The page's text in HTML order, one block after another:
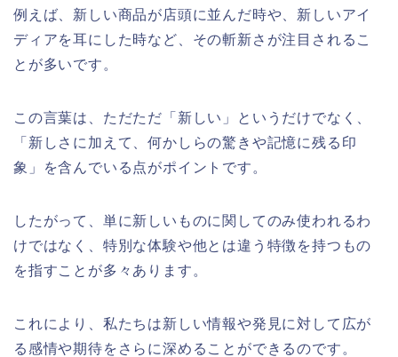
例えば、新しい商品が店頭に並んだ時や、新しいアイ
ディアを耳にした時など、その斬新さが注目されるこ
とが多いです。
この言葉は、ただただ「新しい」というだけでなく、
「新しさに加えて、何かしらの驚きや記憶に残る印
象」を含んでいる点がポイントです。
したがって、単に新しいものに関してのみ使われるわ
けではなく、特別な体験や他とは違う特徴を持つもの
を指すことが多々あります。
これにより、私たちは新しい情報や発見に対して広が
る感情や期待をさらに深めることができるのです。